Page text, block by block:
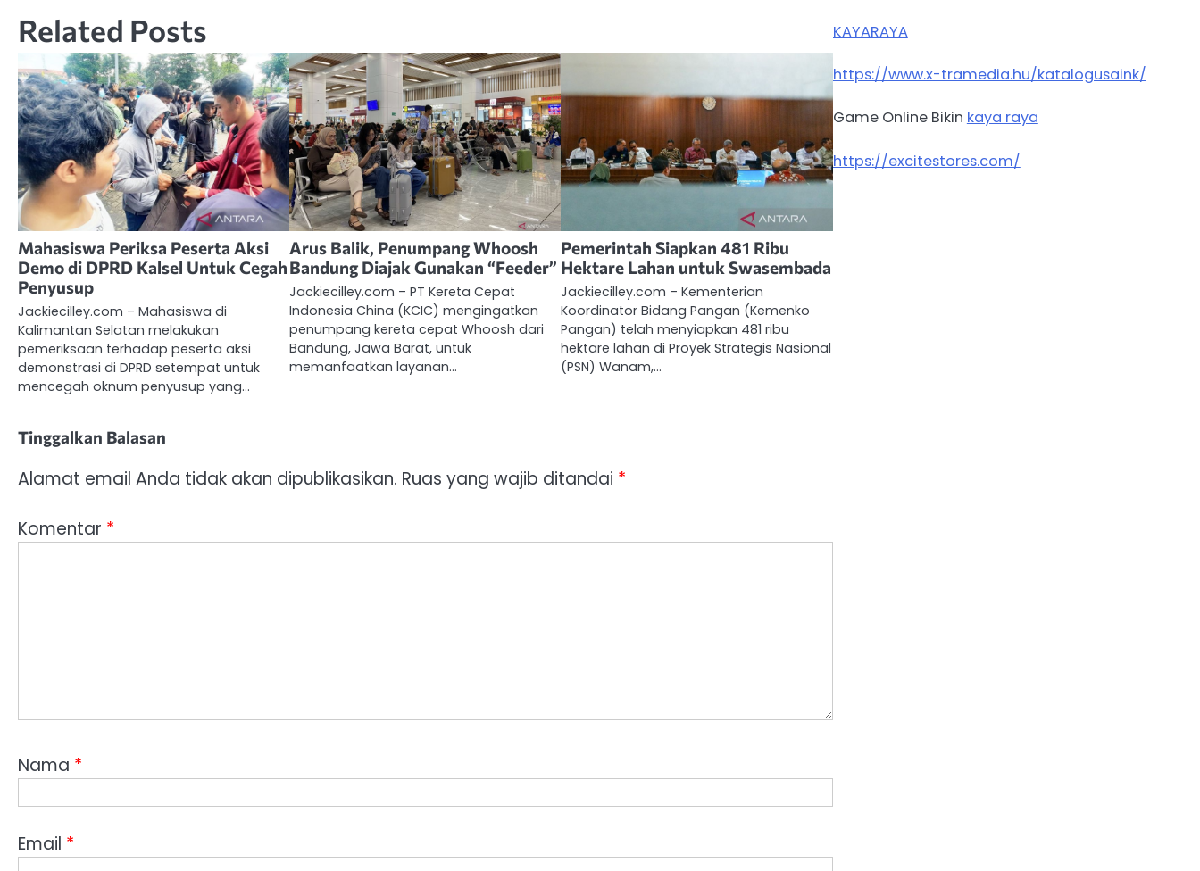
Related Posts
Mahasiswa Periksa Peserta Aksi
Demo di DPRD Kalsel Untuk Cegah
Penyusup
Jackiecilley.com – Mahasiswa di
Kalimantan Selatan melakukan
pemeriksaan terhadap peserta aksi
demonstrasi di DPRD setempat untuk
mencegah oknum penyusup yang…
Arus Balik, Penumpang Whoosh
Bandung Diajak Gunakan “Feeder”
Jackiecilley.com – PT Kereta Cepat
Indonesia China (KCIC) mengingatkan
penumpang kereta cepat Whoosh dari
Bandung, Jawa Barat, untuk
memanfaatkan layanan…
Pemerintah Siapkan 481 Ribu
Hektare Lahan untuk Swasembada
Jackiecilley.com – Kementerian
Koordinator Bidang Pangan (Kemenko
Pangan) telah menyiapkan 481 ribu
hektare lahan di Proyek Strategis Nasional
(PSN) Wanam,…
Tinggalkan Balasan
Alamat email Anda tidak akan dipublikasikan. Ruas yang wajib ditandai *
Komentar *
Nama *
Email *
KAYARAYA
https://www.x-tramedia.hu/katalogusaink/
Game Online Bikin kaya raya
https://excitestores.com/